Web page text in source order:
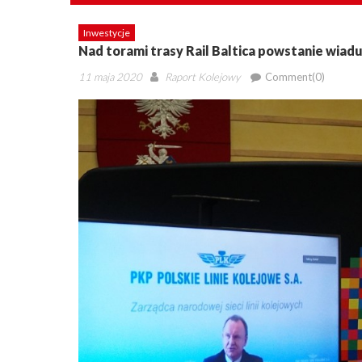
Inwestycje
Nad torami trasy Rail Baltica powstanie
Posted
11 maja 2020 Author
Raport Kolejowy Comment(0)